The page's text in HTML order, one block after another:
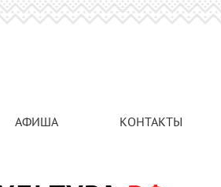
АФИША КОНТАКТЫ